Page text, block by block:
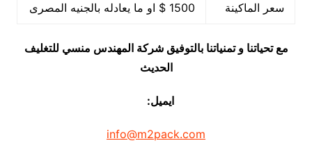
سعر الماكينة 1500 $ او ما يعادله بالجنيه المصرى
مع تحياتنا و تمنياتنا بالتوفيق شركة المهندس منسي للتغليف
الحديث
ايميل:
info@m2pack.com